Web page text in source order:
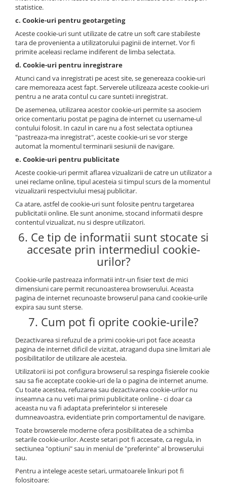
statistice.
c. Cookie-uri pentru geotargeting
Aceste cookie-uri sunt utilizate de catre un soft care stabileste
tara de provenienta a utilizatorului paginii de internet. Vor fi
primite aceleasi reclame indiferent de limba selectata.
d. Cookie-uri pentru inregistrare
Atunci cand va inregistrati pe acest site, se genereaza cookie-uri
care memoreaza acest fapt. Serverele utilizeaza aceste cookie-uri
pentru a ne arata contul cu care sunteti inregistrat.
De asemenea, utilizarea acestor cookie-uri permite sa asociem
orice comentariu postat pe pagina de internet cu username-ul
contului folosit. In cazul in care nu a fost selectata optiunea
"pastreaza-ma inregistrat", aceste cookie-uri se vor sterge
automat la momentul terminarii sesiunii de navigare.
e. Cookie-uri pentru publicitate
Aceste cookie-uri permit aflarea vizualizarii de catre un utilizator a
unei reclame online, tipul acesteia si timpul scurs de la momentul
vizualizarii respectviului mesaj publicitar.
Ca atare, astfel de cookie-uri sunt folosite pentru targetarea
publicitatii online. Ele sunt anonime, stocand informatii despre
contentul vizualizat, nu si despre utilizatori.
6. Ce tip de informatii sunt stocate si
accesate prin intermediul cookie-
urilor?
Cookie-urile pastreaza informatii intr-un fisier text de mici
dimensiuni care permit recunoasterea browserului. Aceasta
pagina de internet recunoaste browserul pana cand cookie-urile
expira sau sunt sterse.
7. Cum pot fi oprite cookie-urile?
Dezactivarea si refuzul de a primi cookie-uri pot face aceasta
pagina de internet dificil de vizitat, atragand dupa sine limitari ale
posibilitatilor de utilizare ale acesteia.
Utilizatorii isi pot configura browserul sa respinga fisierele cookie
sau sa fie acceptate cookie-uri de la o pagina de internet anume.
Cu toate acestea, refuzarea sau dezactivarea cookie-urilor nu
inseamna ca nu veti mai primi publicitate online - ci doar ca
aceasta nu va fi adaptata preferintelor si interesele
dumneavoastra, evidentiate prin comportamentul de navigare.
Toate browserele moderne ofera posibilitatea de a schimba
setarile cookie-urilor. Aceste setari pot fi accesate, ca regula, in
sectiunea "optiuni" sau in meniul de "preferinte" al browserului
tau.
Pentru a intelege aceste setari, urmatoarele linkuri pot fi
folositoare: